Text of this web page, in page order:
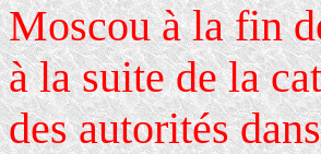
Moscou à la fin
à la suite de la
des autorités